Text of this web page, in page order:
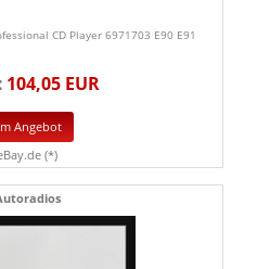
CD Player 6971703 E90 E91
104,05 EUR
Angebot
(*)